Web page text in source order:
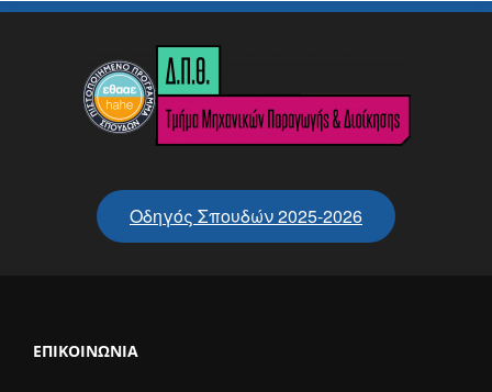
Οδηγός Σπουδών 2025-2026
ΕΠΙΚΟΙΝΩΝΊΑ